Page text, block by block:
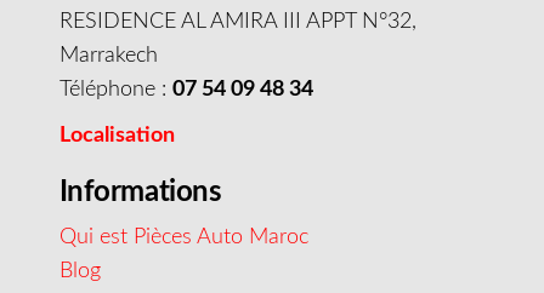
RESIDENCE AL AMIRA III APPT N°32,
Marrakech
Téléphone : 07 54 09 48 34
Localisation
Informations
Qui est Pièces Auto Maroc
Blog